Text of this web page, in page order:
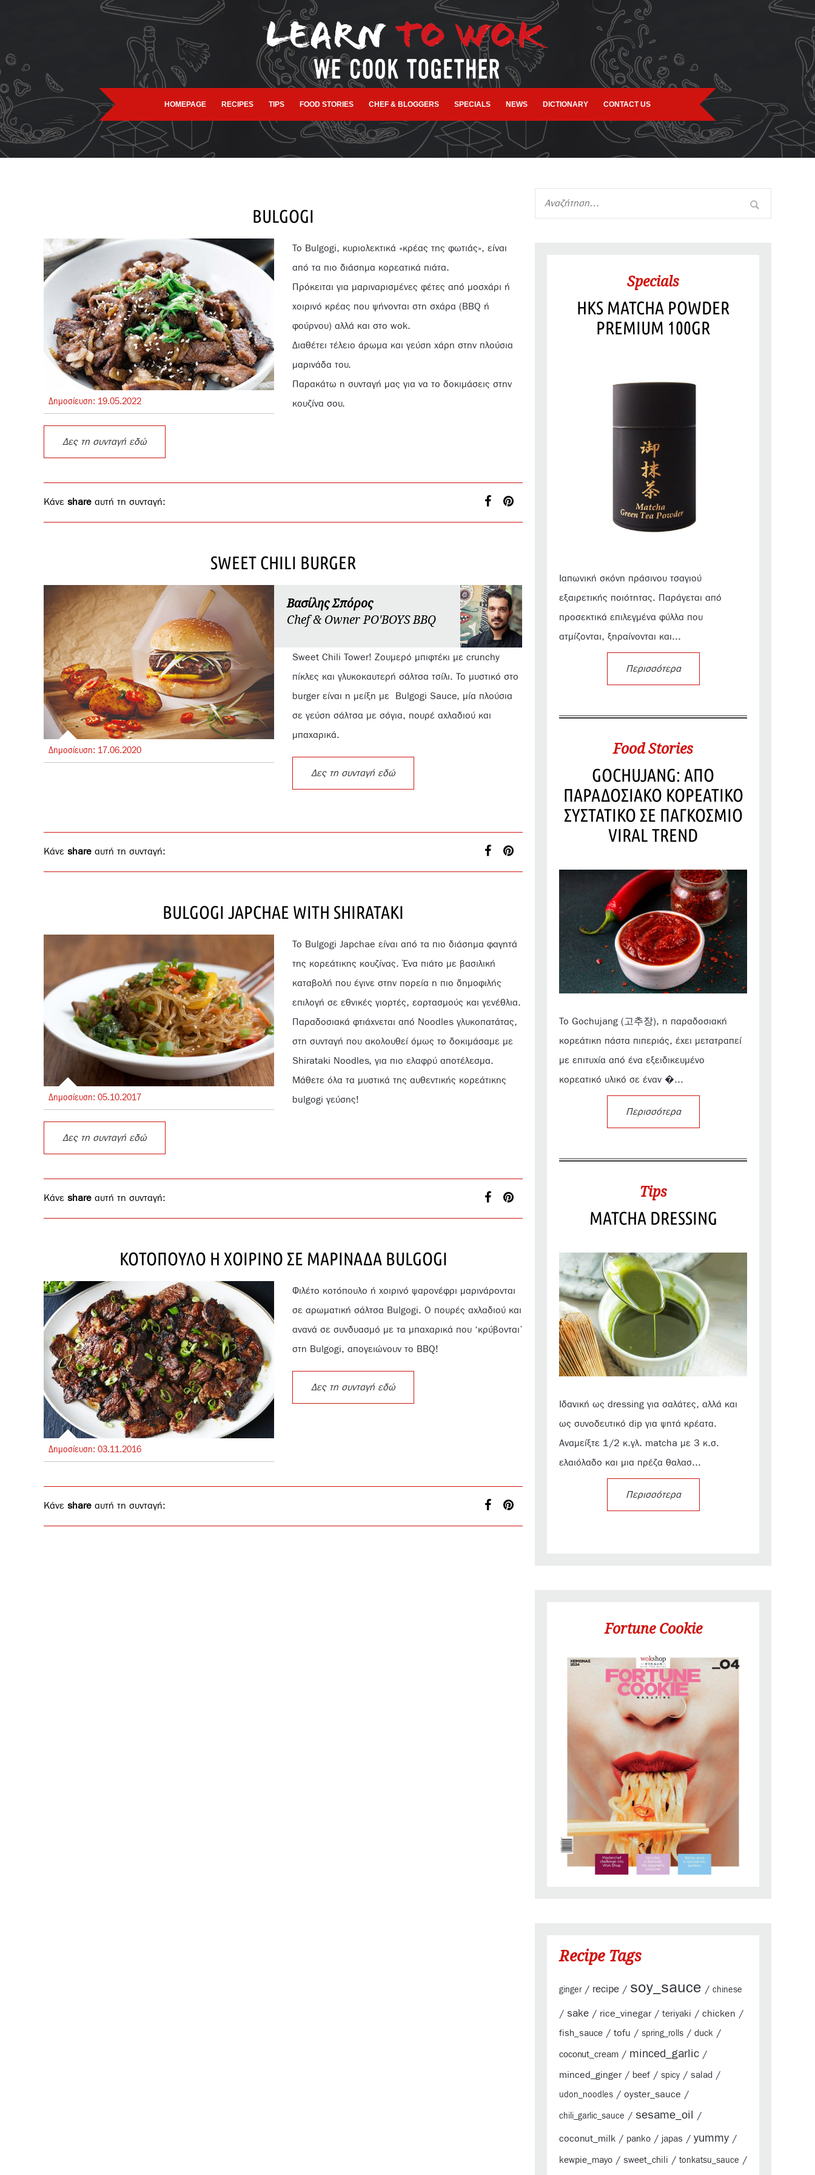
HOMEPAGE RECIPES TIPS FOOD STORIES CHEF & BLOGGERS SPECIALS NEWS DICTIONARY CONTACT US
BULGOGI
Δημοσίευση: 19.05.2022
Το Bulgogi, κυριολεκτικά «κρέας της φωτιάς», είναι
από τα πιο διάσημα κορεατικά πιάτα.
Πρόκειται για μαριναρισμένες φέτες από μοσχάρι ή
χοιρινό κρέας που ψήνονται στη σχάρα (BBQ ή
φούρνου) αλλά και στο wok.
Διαθέτει τέλειο άρωμα και γεύση χάρη στην πλούσια
μαρινάδα του.
Παρακάτω η συνταγή μας για να το δοκιμάσεις στην
κουζίνα σου.
Δες τη συνταγή εδώ
Κάνε share αυτή τη συνταγή:
SWEET CHILI BURGER
Δημοσίευση: 17.06.2020
Βασίλης Σπόρος
Chef & Owner PO'BOYS BBQ
Sweet Chili Tower! Ζουμερό μπιφτέκι με crunchy
πίκλες και γλυκοκαυτερή σάλτσα τσίλι. Το μυστικό στο
burger είναι η μείξη με
Bulgogi Sauce, μία πλούσια
σε γεύση σάλτσα με σόγια, πουρέ αχλαδιού και
μπαχαρικά.
Δες τη συνταγή εδώ
Κάνε share αυτή τη συνταγή:
BULGOGI JAPCHAE WITH SHIRATAKI
Δημοσίευση: 05.10.2017
Το Bulgogi Japchae είναι από τα πιο διάσημα φαγητά
της κορεάτικης κουζίνας. Ένα πιάτο με βασιλική
καταβολή που έγινε στην πορεία η πιο δημοφιλής
επιλογή σε εθνικές γιορτές, εορτασμούς και γενέθλια.
Παραδοσιακά φτιάχνεται από Noodles γλυκοπατάτας,
στη συνταγή που ακολουθεί όμως το δοκιμάσαμε με
Shirataki Noodles, για πιο ελαφρύ αποτέλεσμα.
Μάθετε όλα τα μυστικά της αυθεντικής κορεάτικης
bulgogi γεύσης!
Δες τη συνταγή εδώ
Κάνε share αυτή τη συνταγή:
ΚΟΤΟΠΟΥΛΟ Η ΧΟΙΡΙΝΟ ΣΕ ΜΑΡΙΝΑΔΑ BULGOGI
Δημοσίευση: 03.11.2016
Φιλέτο κοτόπουλο ή χοιρινό ψαρονέφρι μαρινάρονται
σε αρωματική σάλτσα Bulgogi. O πουρές αχλαδιού και
ανανά σε συνδυασμό με τα μπαχαρικά που ‘κρύβονται’
στη Bulgogi, απογειώνουν το ΒΒQ!
Δες τη συνταγή εδώ
Κάνε share αυτή τη συνταγή:
Specials
HKS MATCHA POWDER
PREMIUM 100GR
Ιαπωνική σκόνη πράσινου τσαγιού
εξαιρετικής ποιότητας. Παράγεται από
προσεκτικά επιλεγμένα φύλλα που
ατμίζονται, ξηραίνονται και...
Περισσότερα
Food Stories
GOCHUJANG: ΑΠΟ
ΠΑΡΑΔΟΣΙΑΚΟ ΚΟΡΕΑΤΙΚΟ
ΣΥΣΤΑΤΙΚΟ ΣΕ ΠΑΓΚΟΣΜΙΟ
VIRAL TREND
Το Gochujang (고추장), η παραδοσιακή
κορεάτικη πάστα πιπεριάς, έχει μετατραπεί
με επιτυχία από ένα εξειδικευμένο
κορεατικό υλικό σε έναν �...
Περισσότερα
Tips
MATCHA DRESSING
Ιδανική ως dressing για σαλάτες, αλλά και
ως συνοδευτικό dip για ψητά κρέατα.
Αναμείξτε 1/2 κ.γλ. matcha με 3 κ.σ.
ελαιόλαδο και μια πρέζα θαλασ...
Περισσότερα
Fortune Cookie
Recipe Tags
ginger/ recipe / soy_sauce / chinese
/ sake / rice_vinegar/ teriyaki / chicken /
fish_sauce / tofu / spring_rolls / duck /
coconut_cream / minced_garlic /
minced_ginger/ beef / spicy / salad /
udon_noodles / oyster_sauce /
chili_garlic_sauce / sesame_oil /
coconut_milk / panko / japas / yummy /
kewpie_mayo / sweet_chili / tonkatsu_sauce /